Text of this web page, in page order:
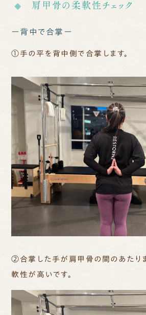
肩甲骨の柔軟性チェック
ー背中で合掌ー
①手の平を背中側で合掌します。
②合掌した手が肩甲骨の間のあたり
軟性が高いです。